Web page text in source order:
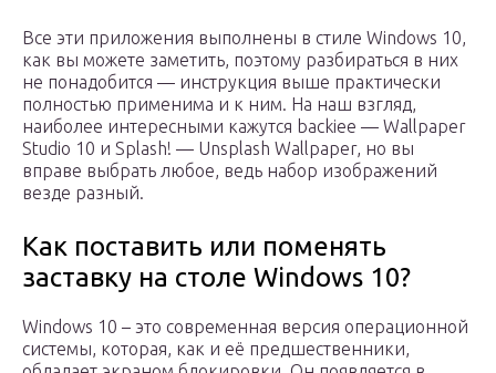
Все эти приложения выполнены в стиле Windows 10,
как вы можете заметить, поэтому разбираться в них
не понадобится — инструкция выше практически
полностью применима и к ним. На наш взгляд,
наиболее интересными кажутся backiee — Wallpaper
Studio 10 и Splash! — Unsplash Wallpaper, но вы
вправе выбрать любое, ведь набор изображений
везде разный.
Как поставить или поменять
заставку на столе Windows 10?
Windows 10 – это современная версия операционной
системы, которая, как и её предшественники,